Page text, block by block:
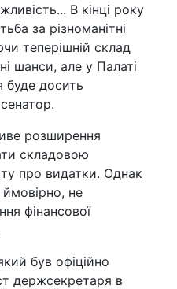
В кінці року
за різноманітні
теперішній склад
шанси, але у Палаті
буде досить
розширення
складовою
про видатки. Однак
ймовірно, не
фінансової
був офіційно
держсекретаря в